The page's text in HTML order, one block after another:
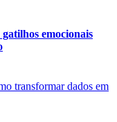
emocionais